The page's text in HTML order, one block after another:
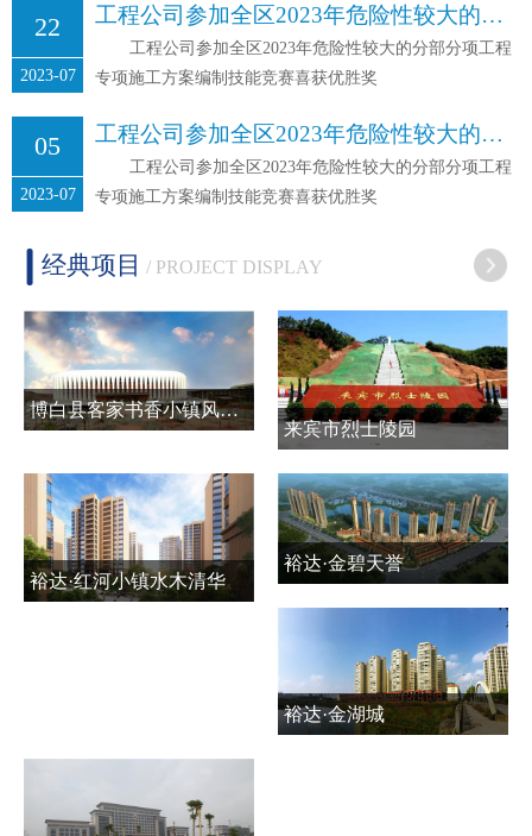
22
2023-07
工程公司参加全区2023年危险性较大的分部分项工程专项施工方案编制技能竞赛喜获优胜奖
工程公司参加全区2023年危险性较大的分部分项工程
专项施工方案编制技能竞赛喜获优胜奖
05
2023-07
工程公司参加全区2023年危险性较大的分部分项工程专项施工方案编制技能竞赛喜获优胜奖
工程公司参加全区2023年危险性较大的分部分项工程
专项施工方案编制技能竞赛喜获优胜奖
经典项目 / PROJECT DISPLAY
博白县客家书香小镇风情商贸城公共基础设施建设项目
来宾市烈士陵园
裕达·红河小镇水木清华
裕达·金碧天誉
裕达·金湖城